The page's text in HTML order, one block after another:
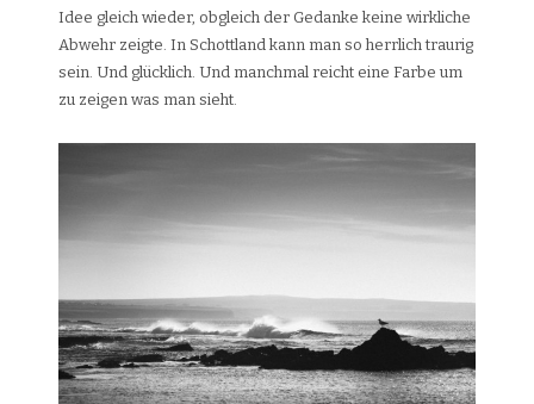
Idee gleich wieder, obgleich der Gedanke keine wirkliche
Abwehr zeigte. In Schottland kann man so herrlich traurig
sein. Und glücklich. Und manchmal reicht eine Farbe um
zu zeigen was man sieht.